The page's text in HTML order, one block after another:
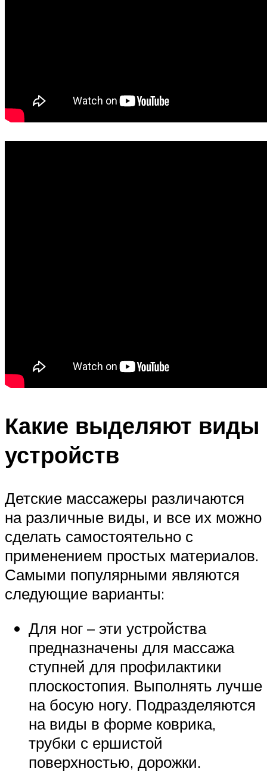
Какие выделяют виды
устройств
Детские массажеры различаются
на различные виды, и все их можно
сделать самостоятельно с
применением простых материалов.
Самыми популярными являются
следующие варианты:
Для ног – эти устройства
предназначены для массажа
ступней для профилактики
плоскостопия. Выполнять лучше
на босую ногу. Подразделяются
на виды в форме коврика,
трубки с ершистой
поверхностью, дорожки.